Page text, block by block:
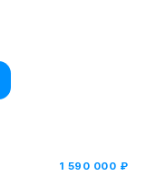
1 590 000 ₽